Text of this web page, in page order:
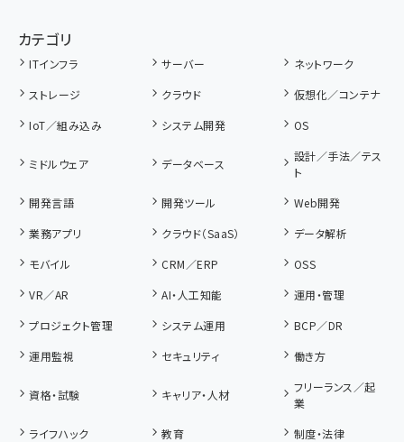
カテゴリ
ITインフラ サーバー
ネットワーク
ストレージ
クラウド
仮想化／コンテナ
IoT／組み込み
システム開発 OS
ミドルウェア データベース
設計／手法／テス
ト
開発言語
開発ツール
Web開発
業務アプリ
クラウド（SaaS）
データ解析
モバイル
CRM／ERP
OSS
VR／AR
AI・人工知能
運用・管理
プロジェクト管理
システム運用
BCP／DR
運用監視
セキュリティ 働き方
資格・試験 キャリア・人材
フリーランス／起
業
ライフハック
教育 制度・法律